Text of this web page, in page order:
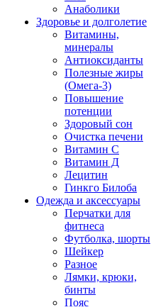
Анаболики
Здоровье и долголетие
Витамины,
минералы
Антиоксиданты
Полезные жиры
(Омега-3)
Повышение
потенции
Здоровый сон
Очистка печени
Витамин С
Витамин Д
Лецитин
Гинкго Билоба
Одежда и аксессуары
Перчатки для
фитнеса
Футболка, шорты
Шейкер
Разное
Лямки, крюки,
бинты
Пояс